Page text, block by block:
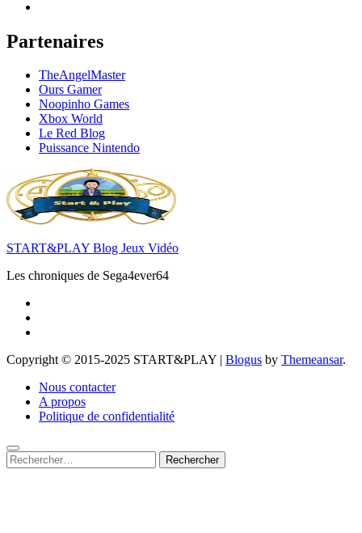
Partenaires
TheAngelMaster
Ours Gamer
Noopinho Games
Xbox World
Le Red Blog
Puissance Nintendo
START&PLAY Blog Jeux Vidéo
Les chroniques de Sega4ever64
Copyright © 2015-2025 START&PLAY | Blogus by Themeansar.
Nous contacter
A propos
Politique de confidentialité
Rechercher :